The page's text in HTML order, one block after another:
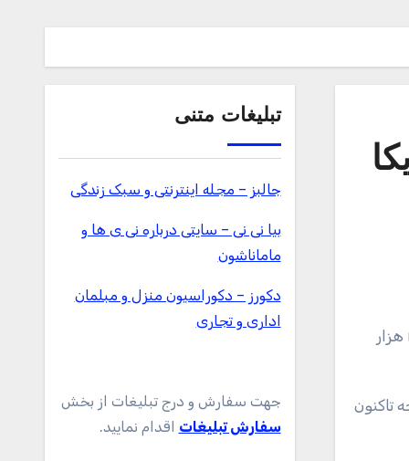
سال زودتر از آنچه تاکنون
تبلیغات متنی
جالبز – مجله اینترنتی و سبک زندگی
بیا نی نی – سایتی درباره نی ی ها و
ماماناشون
دکورز – دکوراسیون منزل و مبلمان
اداری و تجاری
جهت سفارش و درج تبلیغات از بخش
سفارش تبلیغات اقدام نمایید.